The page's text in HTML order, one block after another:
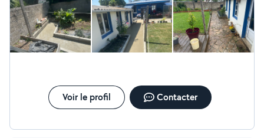
Voir le profil Contacter